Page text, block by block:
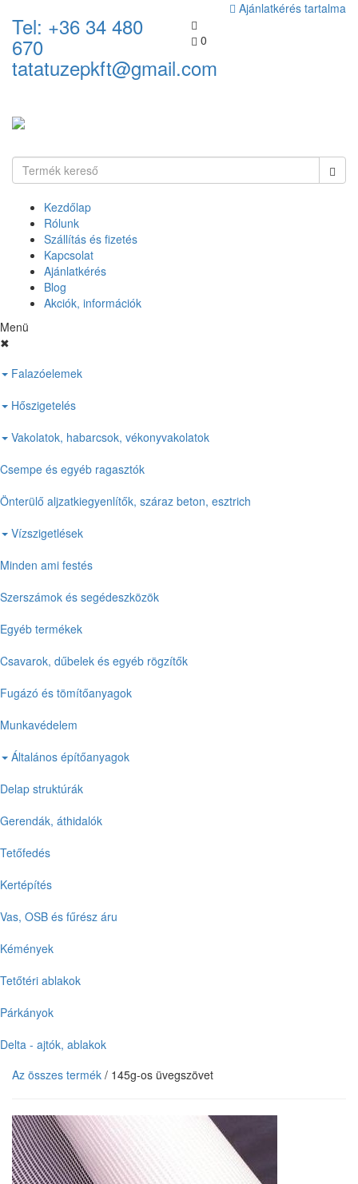
Tel: +36 34 480
670
tatatuzepkft@gmail.com
Ajánlatkérés tartalma
0
Kezdőlap
Rólunk
Szállítás és fizetés
Kapcsolat
Ajánlatkérés
Blog
Akciók, információk
Menü
✖
Falazóelemek
Hőszigetelés
Vakolatok, habarcsok, vékonyvakolatok
Csempe és egyéb ragasztók
Önterülő aljzatkiegyenlítők, száraz beton, esztrich
Vízszigetlések
Minden ami festés
Szerszámok és segédeszközök
Egyéb termékek
Csavarok, dűbelek és egyéb rögzítők
Fugázó és tömítőanyagok
Munkavédelem
Általános építőanyagok
Delap struktúrák
Gerendák, áthidalók
Tetőfedés
Kertépítés
Vas, OSB és fűrész áru
Kémények
Tetőtéri ablakok
Párkányok
Delta - ajtók, ablakok
Az összes termék / 145g-os üvegszövet